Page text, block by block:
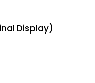
Display)